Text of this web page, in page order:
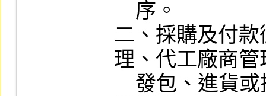
二、採購及付
理、代工廠商